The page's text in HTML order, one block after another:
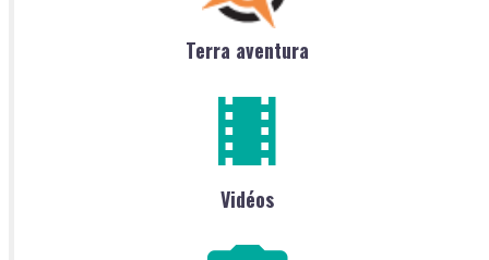
Terra aventura
Vidéos